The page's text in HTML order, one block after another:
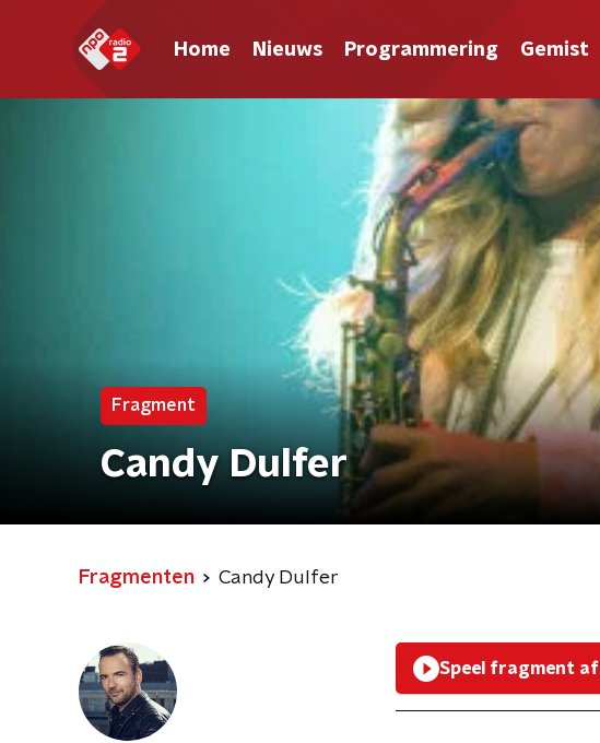
Home Nieuws Programmering Gemist
Fragment
Candy Dulfer
Fragmenten Candy Dulfer
Speel fragment af